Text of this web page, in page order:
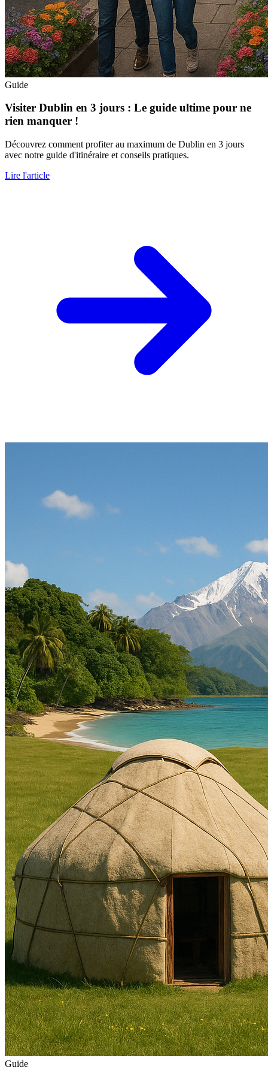
Guide
Visiter Dublin en 3 jours : Le guide ultime pour ne
rien manquer !
Découvrez comment profiter au maximum de Dublin en 3 jours
avec notre guide d'itinéraire et conseils pratiques.
Lire l'article
Guide